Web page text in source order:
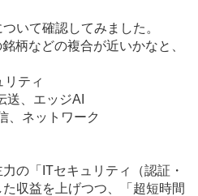
いて確認してみました。
柄などの複合が近いかなと、
リティ
送、エッジAI
、ネットワーク
の「 ITセキュリティ（認証・
収益を上げつつ、「超短時間